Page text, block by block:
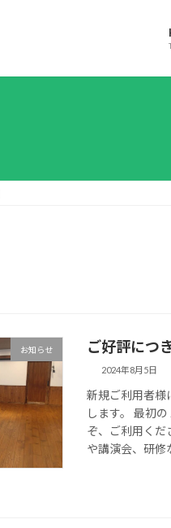
お知らせ ご好評につ
2024年8月5日
新規ご利用者
します。 最初
ぞ、ご利用くだ
や講演会、研修